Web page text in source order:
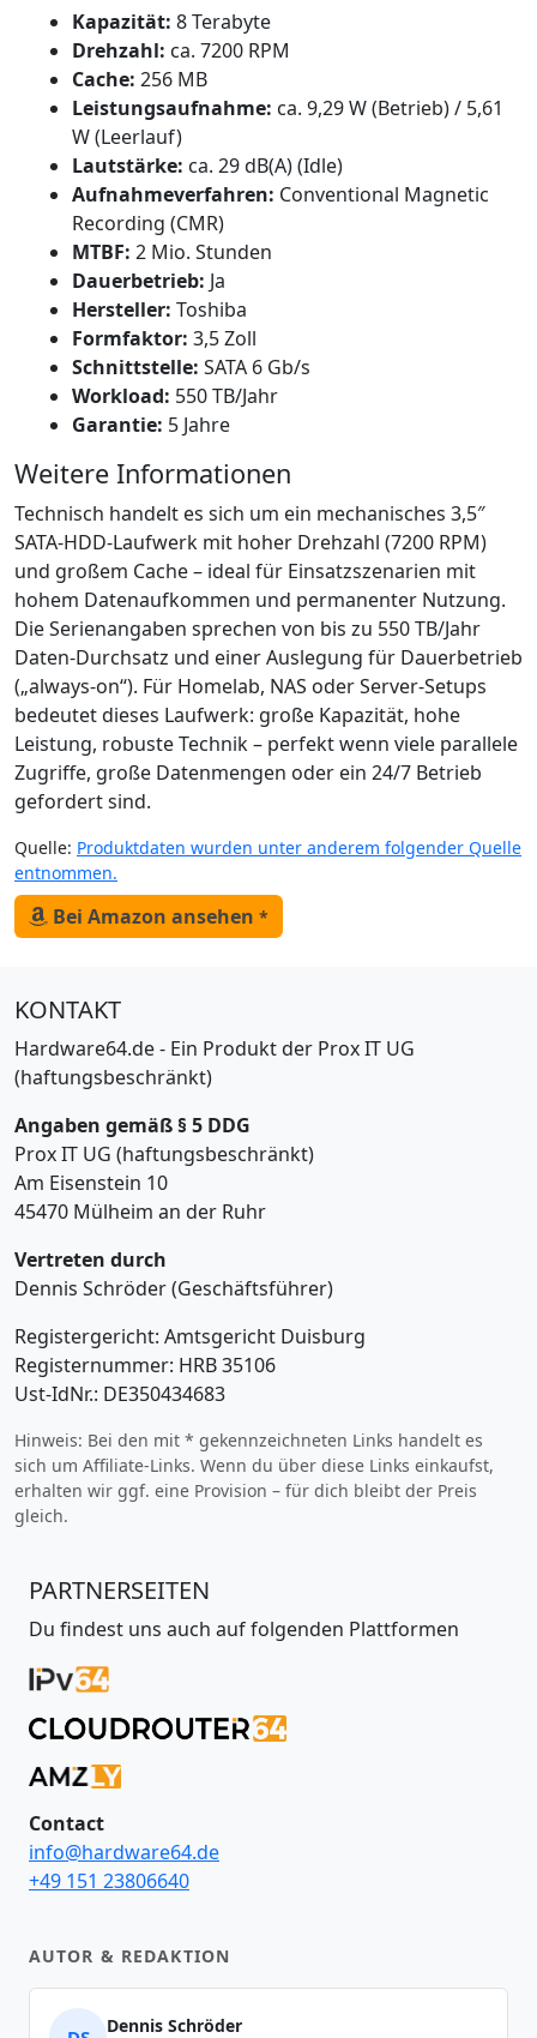
Kapazität: 8 Terabyte
Drehzahl: ca. 7200 RPM
Cache: 256 MB
Leistungsaufnahme: ca. 9,29 W (Betrieb) / 5,61
W (Leerlauf)
Lautstärke: ca. 29 dB(A) (Idle)
Aufnahmeverfahren: Conventional Magnetic
Recording (CMR)
MTBF: 2 Mio. Stunden
Dauerbetrieb: Ja
Hersteller: Toshiba
Formfaktor: 3,5 Zoll
Schnittstelle: SATA 6 Gb/s
Workload: 550 TB/Jahr
Garantie: 5 Jahre
Weitere Informationen
Technisch handelt es sich um ein mechanisches 3,5″
SATA-HDD-Laufwerk mit hoher Drehzahl (7200 RPM)
und großem Cache – ideal für Einsatzszenarien mit
hohem Datenaufkommen und permanenter Nutzung.
Die Serienangaben sprechen von bis zu 550 TB/Jahr
Daten-Durchsatz und einer Auslegung für Dauerbetrieb
(„always-on“). Für Homelab, NAS oder Server-Setups
bedeutet dieses Laufwerk: große Kapazität, hohe
Leistung, robuste Technik – perfekt wenn viele parallele
Zugriffe, große Datenmengen oder ein 24/7 Betrieb
gefordert sind.
Quelle: Produktdaten wurden unter anderem folgender Quelle
entnommen.
Bei Amazon ansehen *
KONTAKT
Hardware64.de - Ein Produkt der Prox IT UG
(haftungsbeschränkt)
Angaben gemäß § 5 DDG
Prox IT UG (haftungsbeschränkt)
Am Eisenstein 10
45470 Mülheim an der Ruhr
Vertreten durch
Dennis Schröder (Geschäftsführer)
Registergericht: Amtsgericht Duisburg
Registernummer: HRB 35106
Ust-IdNr.: DE350434683
Hinweis: Bei den mit * gekennzeichneten Links handelt es
sich um Affiliate-Links. Wenn du über diese Links einkaufst,
erhalten wir ggf. eine Provision – für dich bleibt der Preis
gleich.
PARTNERSEITEN
Du findest uns auch auf folgenden Plattformen
Contact
info@hardware64.de
+49 151 23806640
AUTOR & REDAKTION
Dennis Schröder